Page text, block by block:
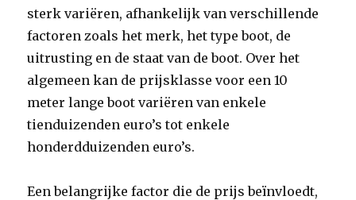
sterk variëren, afhankelijk van verschillende
factoren zoals het merk, het type boot, de
uitrusting en de staat van de boot. Over het
algemeen kan de prijsklasse voor een 10
meter lange boot variëren van enkele
tienduizenden euro’s tot enkele
honderdduizenden euro’s.
Een belangrijke factor die de prijs beïnvloedt,